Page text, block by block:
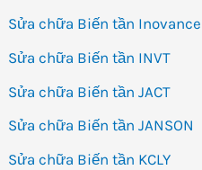
Sửa chữa Biến tần Inovance
Sửa chữa Biến tần INVT
Sửa chữa Biến tần JACT
Sửa chữa Biến tần JANSON
Sửa chữa Biến tần KCLY